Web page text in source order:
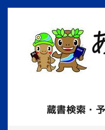
蔵書検索・